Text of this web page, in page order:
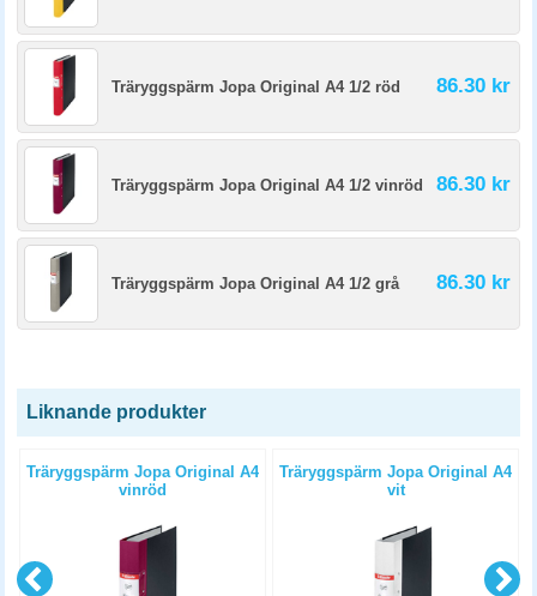
Träryggspärm Jopa Original A4 1/2 röd 86.30 kr
Träryggspärm Jopa Original A4 1/2 vinröd 86.30 kr
Träryggspärm Jopa Original A4 1/2 grå 86.30 kr
Liknande produkter
Träryggspärm Jopa Original A4
vinröd
Träryggspärm Jopa Original A4
vit